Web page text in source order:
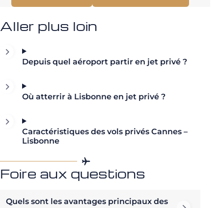
Aller plus loin
Depuis quel aéroport partir en jet privé ?
Où atterrir à Lisbonne en jet privé ?
Caractéristiques des vols privés Cannes –
Lisbonne
Foire aux questions
Quels sont les avantages principaux des